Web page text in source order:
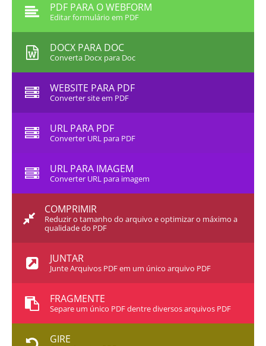
PDF PARA O WEBFORM
Editar formulário em PDF
DOCX PARA DOC
Converta Docx para Doc
WEBSITE PARA PDF
Converter site em PDF
URL PARA PDF
Converter URL para PDF
URL PARA IMAGEM
Converter URL para imagem
COMPRIMIR
Reduzir o tamanho do arquivo e optimizar o máximo a
qualidade do PDF
JUNTAR
Junte Arquivos PDF em um único arquivo PDF
FRAGMENTE
Separe um único PDF dentre diversos arquivos PDF
GIRE